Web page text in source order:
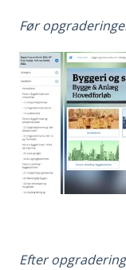
Før
Efter